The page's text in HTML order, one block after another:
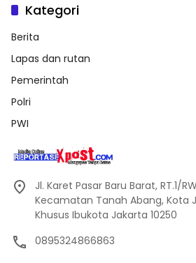
Kategori
Berita
Lapas dan rutan
Pemerintah
Polri
PWI
Jl. Karet Pasar Baru Barat, RT.1/
Kecamatan Tanah Abang, Kota
Khusus Ibukota Jakarta 10250
0895324866863